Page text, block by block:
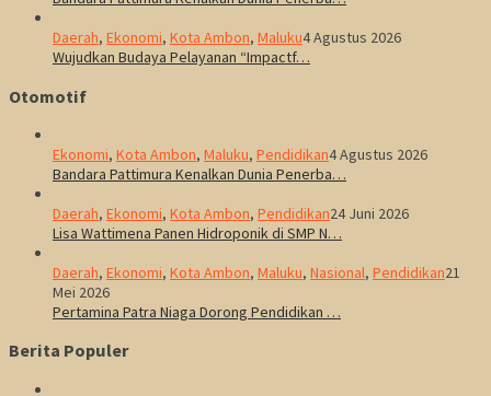
Daerah, Ekonomi, Kota Ambon, Maluku4 Agustus 2026
Wujudkan Budaya Pelayanan “Impactf…
Otomotif
Ekonomi, Kota Ambon, Maluku, Pendidikan4 Agustus 2026
Bandara Pattimura Kenalkan Dunia Penerba…
Daerah, Ekonomi, Kota Ambon, Pendidikan24 Juni 2026
Lisa Wattimena Panen Hidroponik di SMP N…
Daerah, Ekonomi, Kota Ambon, Maluku, Nasional, Pendidikan21
Mei 2026
Pertamina Patra Niaga Dorong Pendidikan …
Berita Populer